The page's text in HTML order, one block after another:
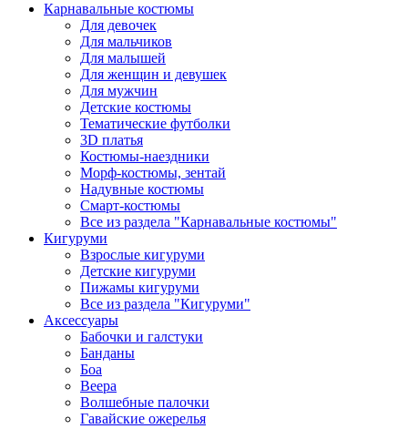
Карнавальные костюмы
Для девочек
Для мальчиков
Для малышей
Для женщин и девушек
Для мужчин
Детские костюмы
Тематические футболки
3D платья
Костюмы-наездники
Морф-костюмы, зентай
Надувные костюмы
Смарт-костюмы
Все из раздела "Карнавальные костюмы"
Кигуруми
Взрослые кигуруми
Детские кигуруми
Пижамы кигуруми
Все из раздела "Кигуруми"
Аксессуары
Бабочки и галстуки
Банданы
Боа
Веера
Волшебные палочки
Гавайские ожерелья